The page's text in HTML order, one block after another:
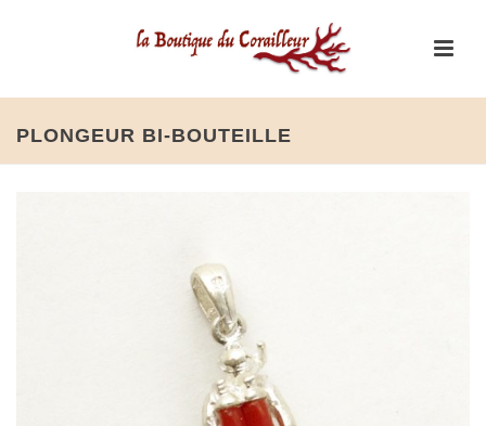
PLONGEUR BI-BOUTEILLE